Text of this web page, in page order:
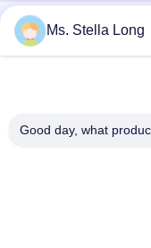
Ms. Stella Long
Good day, what